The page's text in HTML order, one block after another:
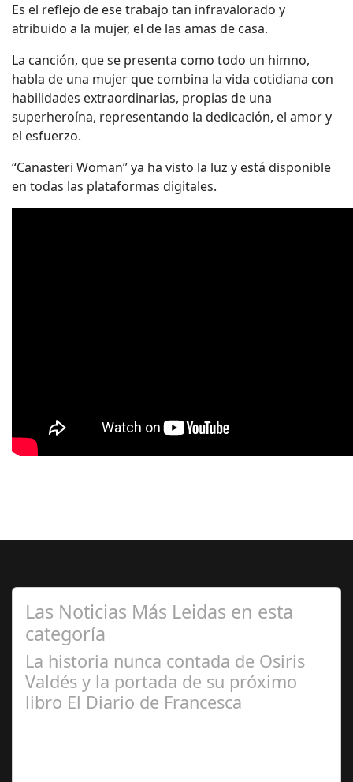
Es el reflejo de ese trabajo tan infravalorado y
atribuido a la mujer, el de las amas de casa.
La canción, que se presenta como todo un himno,
habla de una mujer que combina la vida cotidiana con
habilidades extraordinarias, propias de una
superheroína, representando la dedicación, el amor y
el esfuerzo.
“Canasteri Woman” ya ha visto la luz y está disponible
en todas las plataformas digitales.
Las Noticias Más Leidas en esta
categoría
La historia nunca contada de Osiris
Valdés y la portada de su próximo
libro El Diario de Francesca